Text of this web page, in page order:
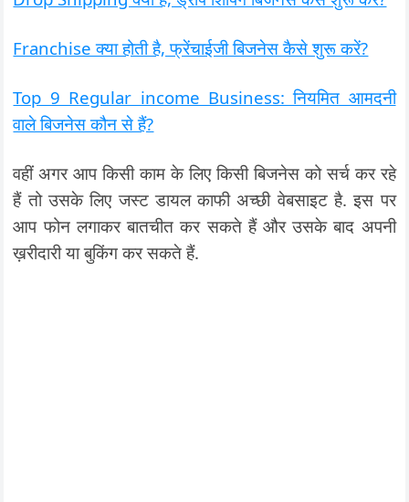
Franchise क्या होती है, फ्रेंचाईजी बिजनेस कैसे शुरू करें?
Top 9 Regular income Business: नियमित आमदनी
वाले बिजनेस कौन से हैं?
वहीं अगर आप किसी काम के लिए किसी बिजनेस को सर्च कर रहे
हैं तो उसके लिए जस्ट डायल काफी अच्छी वेबसाइट है. इस पर
आप फोन लगाकर बातचीत कर सकते हैं और उसके बाद अपनी
ख़रीदारी या बुकिंग कर सकते हैं.